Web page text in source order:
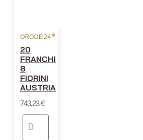
ORODEI24®
20
FRANCHI
8
FIORINI
AUSTRIA
743,23 €